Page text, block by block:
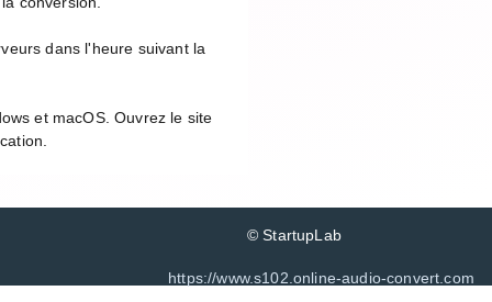
dans l'heure suivant la
et macOS. Ouvrez le site
© StartupLab
https://www.s102.online-audio-convert.com